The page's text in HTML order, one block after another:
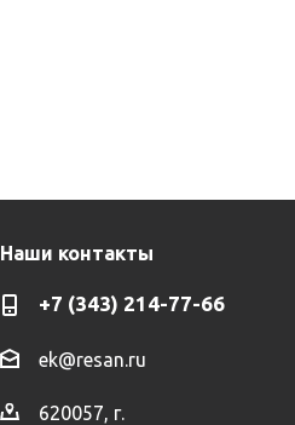
Наши контакты
+7 (343) 214-77-66
ek@resan.ru
620057, г.